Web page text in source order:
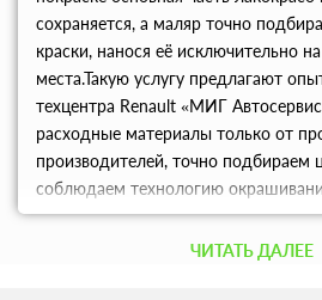
сохраняется, а маляр точно
краски, нанося её исключительно
места.Такую услугу предлагают
техцентра Renault «МИГ
расходные материалы только от
производителей, точно подбираем
соблюдаем технологию
полную и локальную покраску
ЧИТАТЬ ДАЛЕЕ